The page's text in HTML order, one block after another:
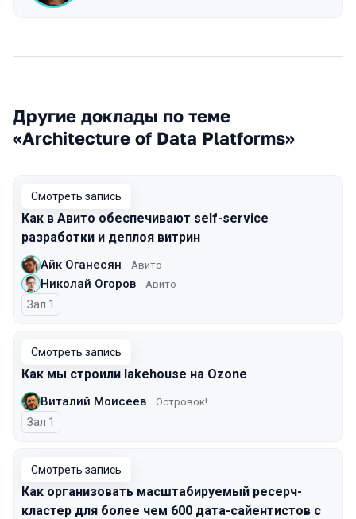
Другие доклады по теме
«Architecture of Data Platforms»
Смотреть запись
Как в Авито обеспечивают self-service
разработки и деплоя витрин
Айк Оганесян Авито
Николай Огоров Авито
Зал 1
Смотреть запись
Как мы строили lakehouse на Ozone
Виталий Моисеев Островок!
Зал 1
Смотреть запись
Как организовать масштабируемый ресерч-
кластер для более чем 600 дата-сайентистов с